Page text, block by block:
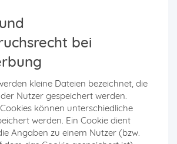
bei
kleine Dateien bezeichnet, die
Nutzer gespeichert werden.
können unterschiedliche
werden. Ein Cookie dient
Angaben zu einem Nutzer (bzw.